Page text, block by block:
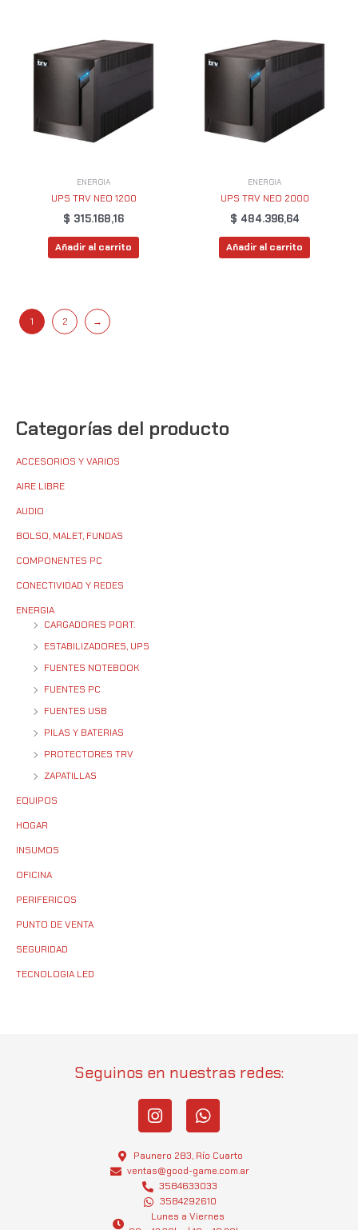
Categorías del producto
ACCESORIOS Y VARIOS
AIRE LIBRE
AUDIO
BOLSO, MALET, FUNDAS
COMPONENTES PC
CONECTIVIDAD Y REDES
ENERGIA
CARGADORES PORT.
ESTABILIZADORES, UPS
FUENTES NOTEBOOK
FUENTES PC
FUENTES USB
PILAS Y BATERIAS
PROTECTORES TRV
ZAPATILLAS
EQUIPOS
HOGAR
INSUMOS
OFICINA
PERIFERICOS
PUNTO DE VENTA
SEGURIDAD
TECNOLOGIA LED
ENERGIA
UPS TRV NEO 1200
$ 315.168,16
Añadir al carrito
ENERGIA
UPS TRV NEO 2000
$ 484.396,64
Añadir al carrito
1 2 →
Seguinos en nuestras redes:
I
n
t
a
g
r
a
W
h
t
s
a
p
p
Paunero 283, Río Cuarto
ventas@good-game.com.ar
3584633033
3584292610
Lunes a Viernes